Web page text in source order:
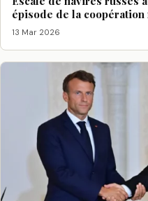
épisode de la coopération
13 Mar 2026